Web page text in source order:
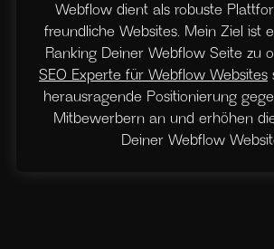
Webflow dient als robuste
freundliche Websites. Mein Ziel ist
Ranking Deiner Webflow Seite zu
SEO Experte für Webflow Websites
herausragende Positionierung
Mitbewerbern an und erhöhen
Deiner Webflow